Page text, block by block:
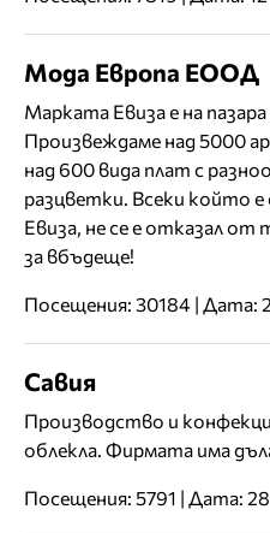
Мода Европа ЕООД
Марката Евиза е на
Произвеждаме над 5000
над 600 вида плат с
разцветки. Всеки който
Евиза, не се е отказал от
за вбъдеще!
Посещения: 30184 | Дата:
Савия
Производство и
облекла. Фирмата има
Посещения: 5791 | Дата: